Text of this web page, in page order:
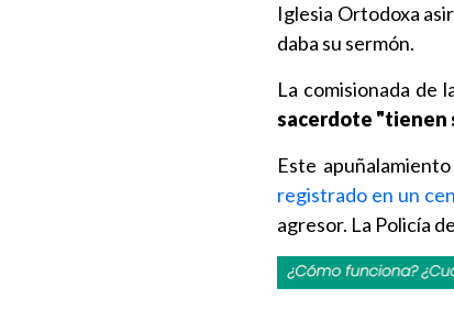
Iglesia Ortodoxa
daba su sermón.
La comisionada de
sacerdote "tienen
Este
registrado en un
agresor. La Policía